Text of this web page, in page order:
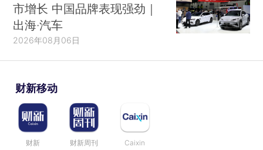
市增长 中国品牌表现强劲｜
出海·汽车
2026年08月06日
财新移动
财新 财新周刊 Caixin